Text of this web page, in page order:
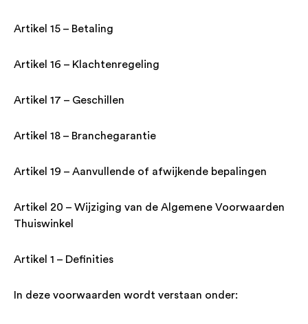
Artikel 15 – Betaling
Artikel 16 – Klachtenregeling
Artikel 17 – Geschillen
Artikel 18 – Branchegarantie
Artikel 19 – Aanvullende of afwijkende bepalingen
Artikel 20 – Wijziging van de Algemene Voorwaarden
Thuiswinkel
Artikel 1 – Definities
In deze voorwaarden wordt verstaan onder: